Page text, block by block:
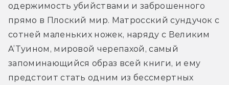
одержимость убийствами и заброшенного
прямо в Плоский мир. Матросский сундучок с
сотней маленьких ножек, наряду c Великим
A’Tуином, мировой черепахой, самый
запоминающийся образ всей книги, и ему
предстоит стать одним из бессмертных